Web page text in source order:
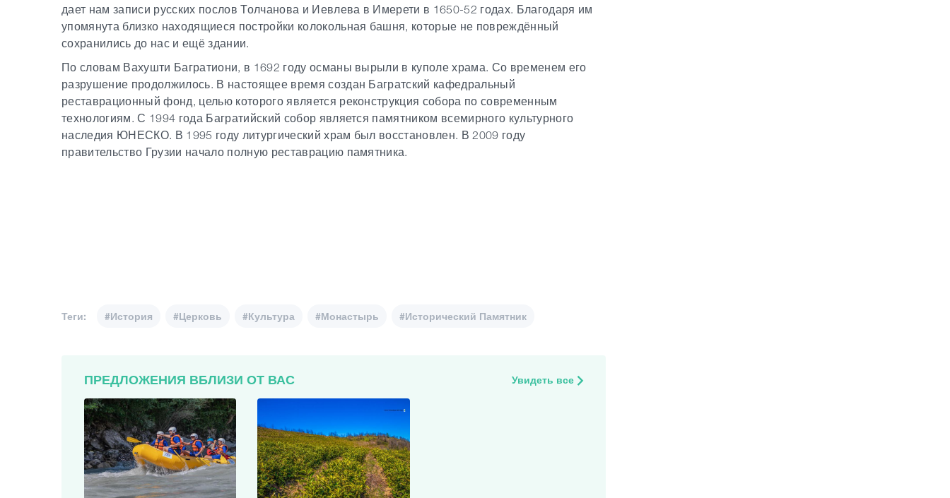
дает нам записи русских послов Толчанова и Иевлева в Имерети в 1650-52 годах. Благодаря им
упомянута близко находящиеся постройки колокольная башня, которые не повреждённый
сохранились до нас и ещё здании.
По словам Вахушти Багратиони, в 1692 году османы вырыли в куполе храма. Со временем его
разрушение продолжилось. В настоящее время создан Багратский кафедральный
реставрационный фонд, целью которого является реконструкция собора по современным
технологиям. С 1994 года Багратийский собор является памятником всемирного культурного
наследия ЮНЕСКО. В 1995 году литургический храм был восстановлен. В 2009 году
правительство Грузии начало полную реставрацию памятника.
Теги: #История #Церковь #Культура #Монастырь #Исторический Памятник
ПРЕДЛОЖЕНИЯ ВБЛИЗИ ОТ ВАС Увидеть все